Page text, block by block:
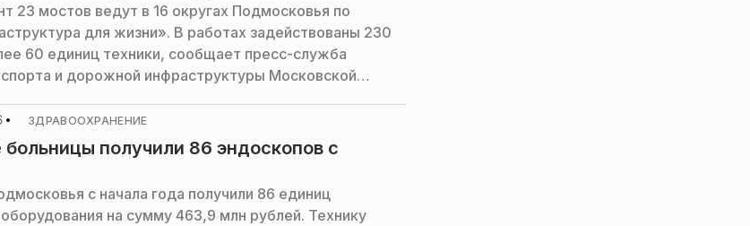
23 мостов ведут в 16 округах Подмосковья по
для жизни». В работах задействованы 230
60 единиц техники, сообщает пресс-служба
и дорожной инфраструктуры Московской
ЗДРАВООХРАНЕНИЕ
получили 86 эндоскопов с
с начала года получили 86 единиц
на сумму 463,9 млн рублей. Технику